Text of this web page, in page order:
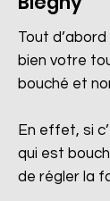
Tout
bien votre
bouché et
En effet, si
qui est
de régler la